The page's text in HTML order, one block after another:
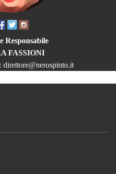
Responsabile
FASSIONI
direttore@nerospinto.it